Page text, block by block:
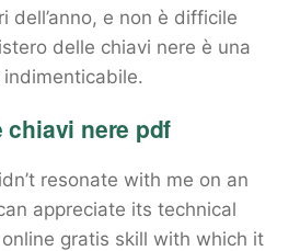
dell’anno, e non è difficile
delle chiavi nere è una
nere pdf
resonate with me on an
appreciate its technical
gratis skill with which it